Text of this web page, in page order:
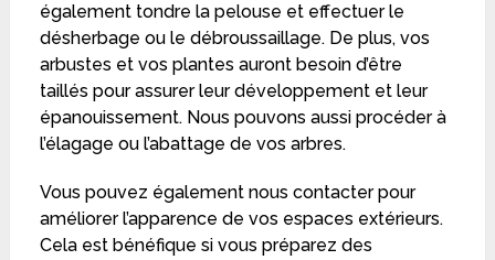
également tondre la pelouse et effectuer le
désherbage ou le débroussaillage. De plus, vos
arbustes et vos plantes auront besoin d’être
taillés pour assurer leur développement et leur
épanouissement. Nous pouvons aussi procéder à
l’élagage ou l’abattage de vos arbres.
Vous pouvez également nous contacter pour
améliorer l’apparence de vos espaces extérieurs.
Cela est bénéfique si vous préparez des